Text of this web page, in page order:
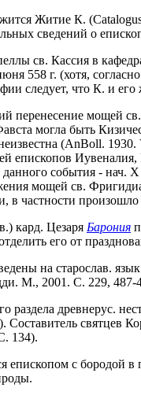
Житие К.
сведений о
св. Кассия в
558 г. (хотя,
следует, что К. и
перенесение мощей
могла быть
(AnBoll.
епископов
события -
мощей св.
в частности
кард. Цезаря Барония
его от
на старослав.
М., 2001. С. 229, 487-
раздела древнерус.
святцев
134).
епископом с бородой в